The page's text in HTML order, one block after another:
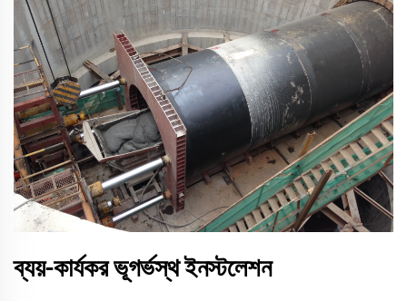
ব্যয়-কার্যকর ভূগর্ভস্থ ইনস্টলেশন